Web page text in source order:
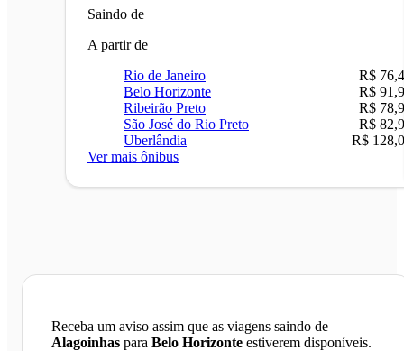
Saindo de
A partir de
Rio de Janeiro
R$
Belo Horizonte
R$
Ribeirão Preto
R$
São José do Rio Preto
R$
Uberlândia
R$
Ver mais ônibus
Receba um aviso assim que as viagens saindo de
Alagoinhas para Belo Horizonte estiverem disponíveis.